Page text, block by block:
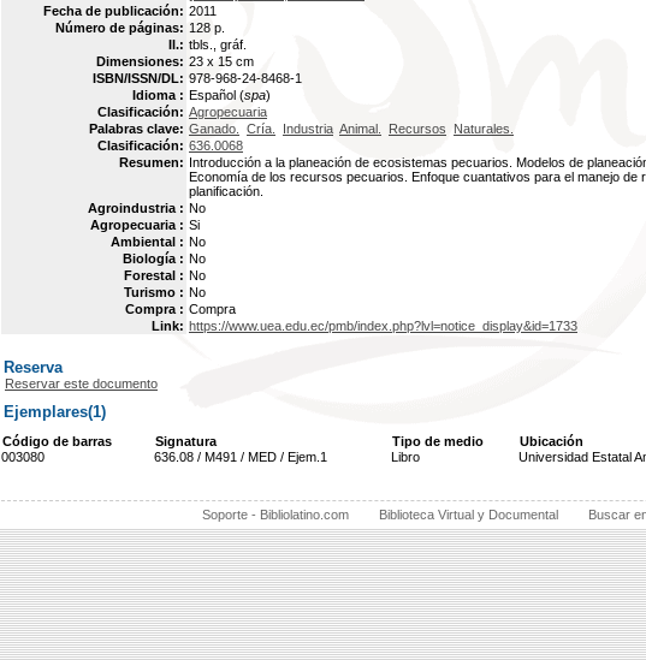
Fecha de publicación: 2011
Número de páginas: 128 p.
Il.: tbls., gráf.
Dimensiones: 23 x 15 cm
ISBN/ISSN/DL: 978-968-24-8468-1
Idioma : Español (spa)
Clasificación: Agropecuaria
Palabras clave: Ganado. Cría. Industria Animal. Recursos
Naturales.
Clasificación: 636.0068
Resumen: Introducción a la planeación de ecosistemas pecuarios. Modelos de
Economía de los recursos pecuarios. Enfoque cuantativos para el manejo de
planificación.
Agroindustria : No
Agropecuaria : Si
Ambiental : No
Biología : No
Forestal : No
Turismo : No
Compra : Compra
Link: https://www.uea.edu.ec/pmb/index.php?lvl=notice_display&id=1733
Reserva
Reservar este documento
Ejemplares(1)
Código de barras Signatura Tipo de medio
Ubicación
003080
636.08 / M491 / MED / Ejem.1 Libro Universidad Estatal
Soporte - Bibliolatino.com Biblioteca Virtual y Documental Buscar